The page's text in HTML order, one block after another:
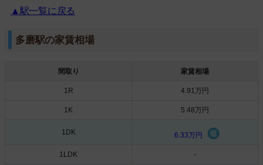
▲駅一覧に戻る
多磨駅の家賃相場
間取り 家賃相場
1R 4.91万円
1K 5.48万円
1DK 6.33万円
1LDK -